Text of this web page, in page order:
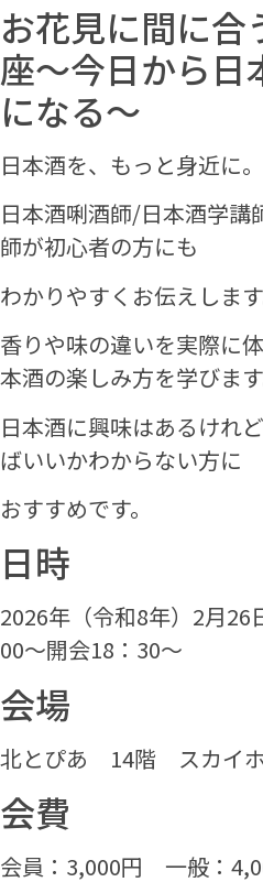
お花見に間に合
座～今日から日
になる～
日本酒を、もっと身近に。
日本酒唎酒師/日本酒学講
師が初心者の方にも
わかりやすくお伝えします
香りや味の違いを実際に
本酒の楽しみ方を学びます
日本酒に興味はあるけれ
ばいいかわからない方に
おすすめです。
日時
2026年（令和8年）2月26
00～開会18：30～
会場
北とぴあ 14階 スカイ
会費
会員：3,000円 一般：